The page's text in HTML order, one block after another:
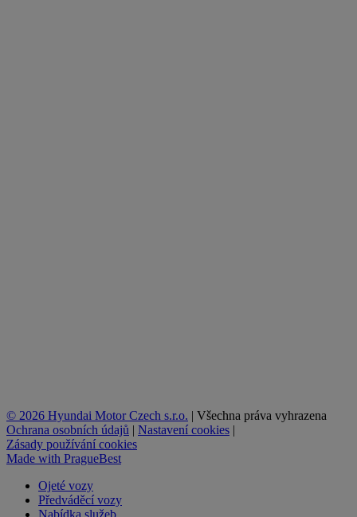
© 2026 Hyundai Motor Czech s.r.o. | Všechna práva vyhrazena
Ochrana osobních údajů | Nastavení cookies |
Zásady používání cookies
Made with PragueBest
Ojeté vozy
Předváděcí vozy